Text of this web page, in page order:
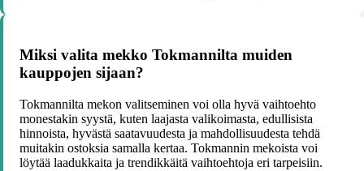
Miksi valita mekko Tokmannilta muiden
kauppojen sijaan?
Tokmannilta mekon valitseminen voi olla hyvä vaihtoehto
monestakin syystä, kuten laajasta valikoimasta, edullisista
hinnoista, hyvästä saatavuudesta ja mahdollisuudesta tehdä
muitakin ostoksia samalla kertaa. Tokmannin mekoista voi
löytää laadukkaita ja trendikkäitä vaihtoehtoja eri tarpeisiin.